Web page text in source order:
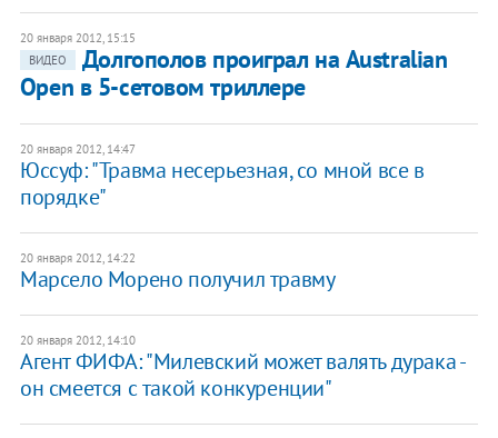
20 января 2012, 15:15
ВИДЕО
Долгополов проиграл на Australian
Open в 5-сетовом триллере
20 января 2012, 14:47
Юссуф: "Травма несерьезная, со мной все в
порядке"
20 января 2012, 14:22
Марсело Морено получил травму
20 января 2012, 14:10
Агент ФИФА: "Милевский может валять дурака -
он смеется с такой конкуренции"